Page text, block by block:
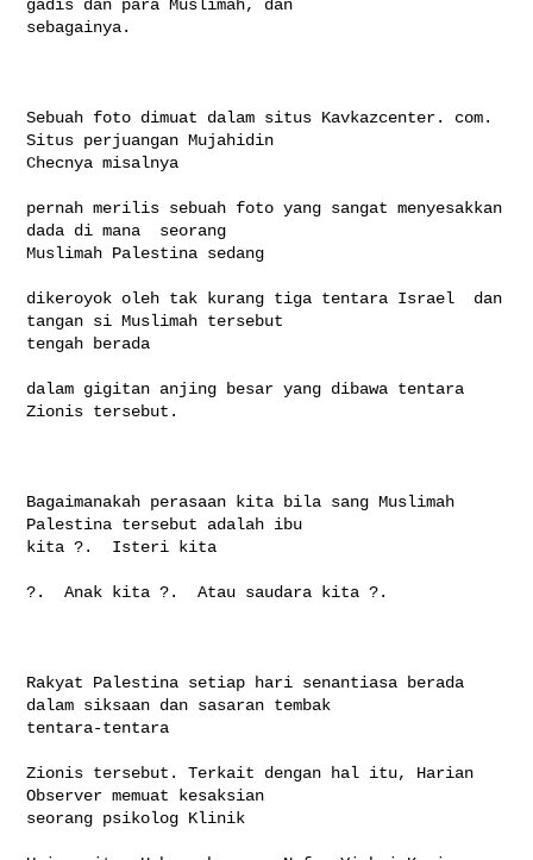
gadis dan para Muslimah, dan
sebagainya.
Sebuah foto dimuat dalam situs Kavkazcenter. com.
Situs perjuangan Mujahidin
Checnya misalnya
pernah merilis sebuah foto yang sangat menyesakkan
dada di mana  seorang
Muslimah Palestina sedang
dikeroyok oleh tak kurang tiga tentara Israel  dan
tangan si Muslimah tersebut
tengah berada
dalam gigitan anjing besar yang dibawa tentara
Zionis tersebut.
Bagaimanakah perasaan kita bila sang Muslimah
Palestina tersebut adalah ibu
kita ?.  Isteri kita
?.  Anak kita ?.  Atau saudara kita ?.
Rakyat Palestina setiap hari senantiasa berada
dalam siksaan dan sasaran tembak
tentara-tentara
Zionis tersebut. Terkait dengan hal itu, Harian
Observer memuat kesaksian
seorang psikolog Klinik